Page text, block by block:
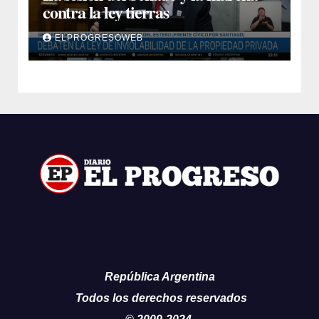
contra la ley tierras
ELPROGRESOWEB
República Argentina
Todos los derechos reservados